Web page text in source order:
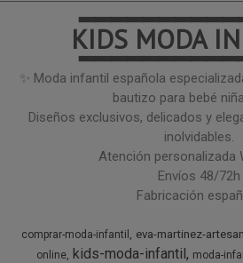
KIDS MODA
✨ Moda infantil española
bautizo para bebé
Diseños exclusivos, delicados y
inolvidables.
Atención personalizada
Envíos 48/72h
Fabricación
comprar-moda-infantil eva-martinez-
online kids-moda-infantil moda-